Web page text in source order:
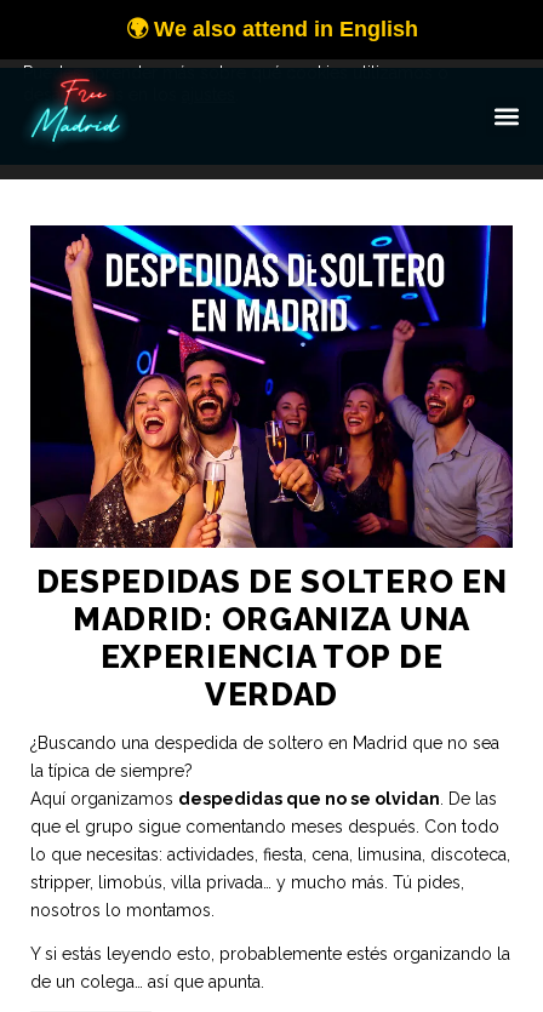
DESPEDIDAS DE SOLTERO EN
MADRID: ORGANIZA UNA
EXPERIENCIA TOP DE
VERDAD
¿Buscando una despedida de soltero en Madrid que no sea
la típica de siempre?
Aquí organizamos despedidas que no se olvidan . De las
que el grupo sigue comentando meses después. Con todo
lo que necesitas: actividades, fiesta, cena, limusina, discoteca,
stripper, limobús, villa privada… y mucho más. Tú pides,
nosotros lo montamos.
Y si estás leyendo esto, probablemente estés organizando la
de un colega… así que apunta.
Utilizamos cookies para ofrecerte la mejor experiencia en
Puedes aprender más sobre qué cookies utilizamos o
desactivarlas en los
OK